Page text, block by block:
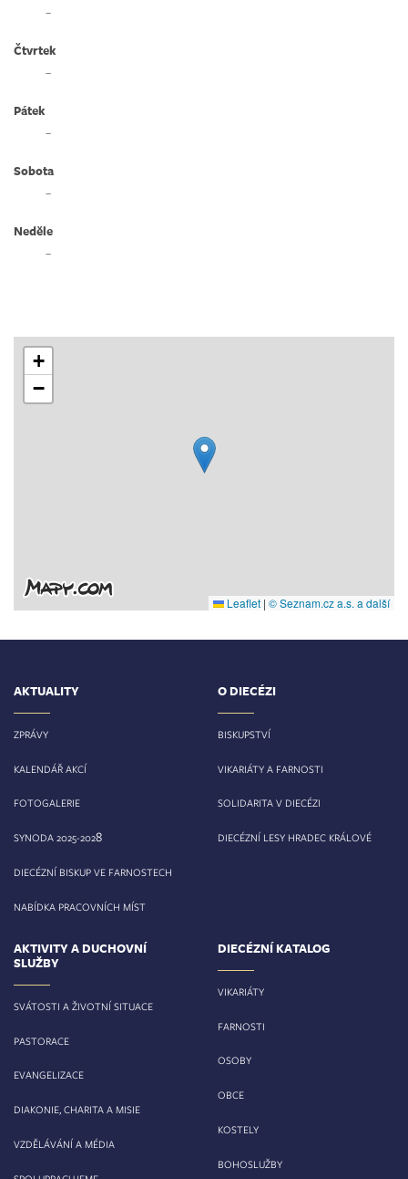
–
Čtvrtek
–
Pátek
–
Sobota
–
Neděle
–
+
−
Leaflet | © Seznam.cz a.s. a další
AKTUALITY
ZPRÁVY
KALENDÁŘ AKCÍ
FOTOGALERIE
SYNODA 2025-2028
DIECÉZNÍ BISKUP VE FARNOSTECH
NABÍDKA PRACOVNÍCH MÍST
O DIECÉZI
BISKUPSTVÍ
VIKARIÁTY A FARNOSTI
SOLIDARITA V DIECÉZI
DIECÉZNÍ LESY HRADEC KRÁLOVÉ
AKTIVITY A DUCHOVNÍ
SLUŽBY
SVÁTOSTI A ŽIVOTNÍ SITUACE
PASTORACE
EVANGELIZACE
DIAKONIE, CHARITA A MISIE
VZDĚLÁVÁNÍ A MÉDIA
DIECÉZNÍ KATALOG
VIKARIÁTY
FARNOSTI
OSOBY
OBCE
KOSTELY
BOHOSLUŽBY